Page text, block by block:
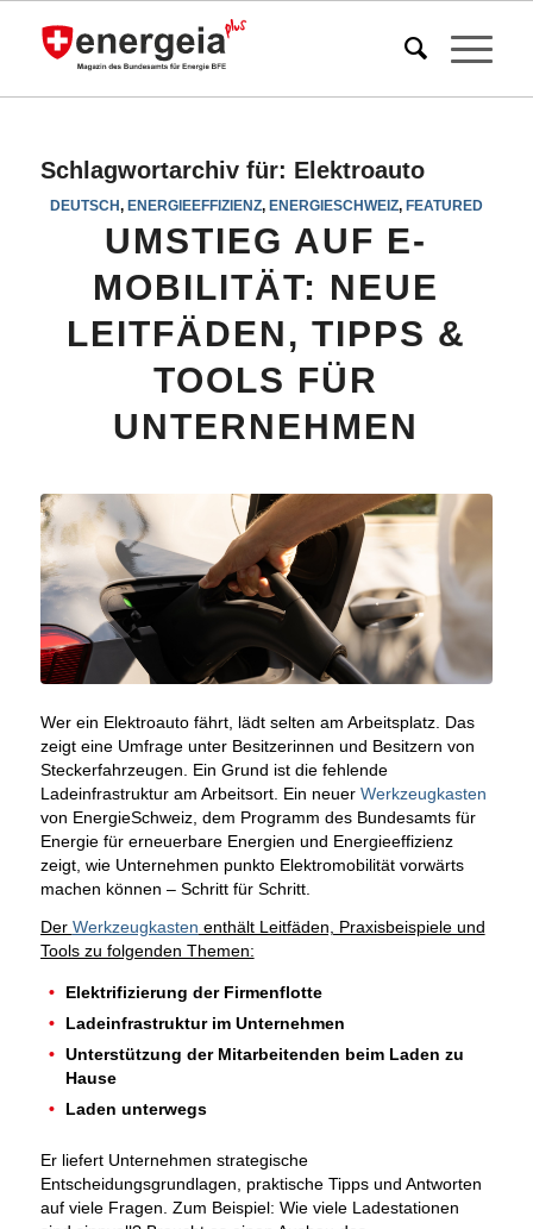
Schlagwortarchiv für: Elektroauto
DEUTSCH, ENERGIEEFFIZIENZ, ENERGIESCHWEIZ, FEATURED
UMSTIEG AUF E-
MOBILITÄT: NEUE
LEITFÄDEN, TIPPS &
TOOLS FÜR
UNTERNEHMEN
Wer ein Elektroauto fährt, lädt selten am Arbeitsplatz. Das
zeigt eine Umfrage unter Besitzerinnen und Besitzern von
Steckerfahrzeugen. Ein Grund ist die fehlende
Ladeinfrastruktur am Arbeitsort. Ein neuer Werkzeugkasten
von EnergieSchweiz, dem Programm des Bundesamts für
Energie für erneuerbare Energien und Energieeffizienz
zeigt, wie Unternehmen punkto Elektromobilität vorwärts
machen können – Schritt für Schritt.
Der Werkzeugkasten enthält Leitfäden, Praxisbeispiele und
Tools zu folgenden Themen:
Elektrifizierung der Firmenflotte
Ladeinfrastruktur im Unternehmen
Unterstützung der Mitarbeitenden beim Laden zu
Hause
Laden unterwegs
Er liefert Unternehmen strategische
Entscheidungsgrundlagen, praktische Tipps und Antworten
auf viele Fragen. Zum Beispiel: Wie viele Ladestationen